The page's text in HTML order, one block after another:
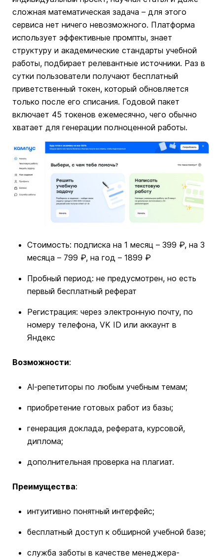
сложная математическая задача – для этого
сервиса нет ничего невозможного. Платформа
использует эффективные промпты, знает
структуру и академические стандарты учебной
работы, подбирает релевантные источники. Раз в
сутки пользователи получают бесплатный
приветственный токен, который обновляется
только после его списания. Годовой пакет
включает 45 токенов ежемесячно, чего обычно
хватает для генерации полноценной работы.
Стоимость: подписка на 1 месяц – 399 ₽, на 3
месяца – 799 ₽, на год – 1899 ₽
Пробный период: не предусмотрен, но есть
первый бесплатный реферат
Регистрация: через электронную почту, по
номеру телефона, VK ID или аккаунт в
Яндекс
Возможности:
Al-репетиторы по любым учебным темам;
приобретение готовых работ из базы;
генерация доклада, реферата, курсовой,
диплома;
дополнительная проверка на плагиат.
Преимущества:
интуитивно понятный интерфейс;
бесплатный доступ к обширной учебной базе;
служба заботы в качестве менеджера-